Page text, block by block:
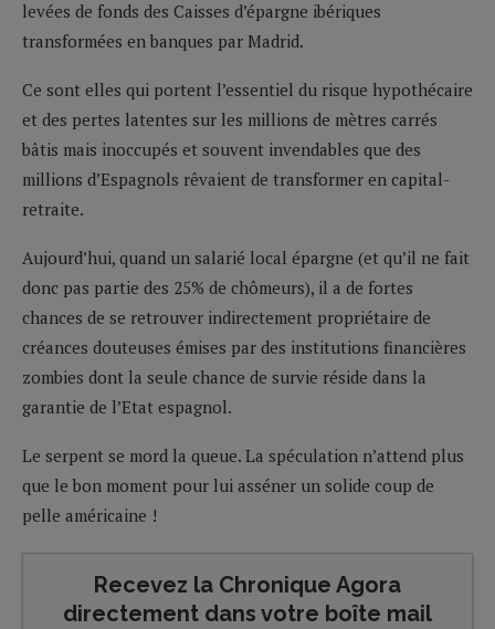
levées de fonds des Caisses d’épargne ibériques
transformées en banques par Madrid.
Ce sont elles qui portent l’essentiel du risque hypothécaire
et des pertes latentes sur les millions de mètres carrés
bâtis mais inoccupés et souvent invendables que des
millions d’Espagnols rêvaient de transformer en capital-
retraite.
Aujourd’hui, quand un salarié local épargne (et qu’il ne fait
donc pas partie des 25% de chômeurs), il a de fortes
chances de se retrouver indirectement propriétaire de
créances douteuses émises par des institutions financières
zombies dont la seule chance de survie réside dans la
garantie de l’Etat espagnol.
Le serpent se mord la queue. La spéculation n’attend plus
que le bon moment pour lui asséner un solide coup de
pelle américaine !
Recevez la Chronique Agora
directement dans votre boîte mail